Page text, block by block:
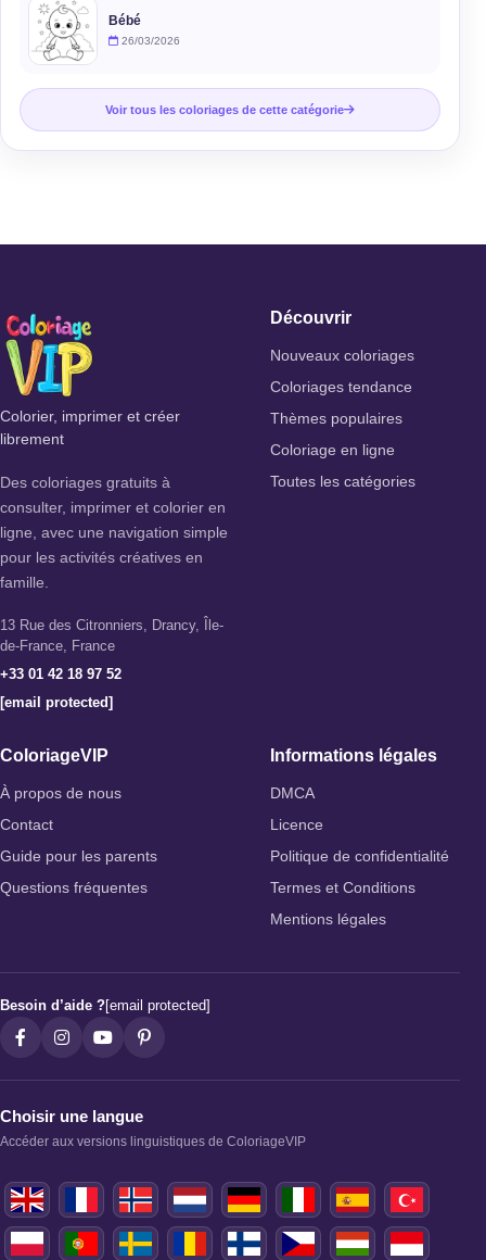
Bébé
26/03/2026
Voir tous les coloriages de cette catégorie
Colorier, imprimer et créer
librement
Des coloriages gratuits à
consulter, imprimer et colorier en
ligne, avec une navigation simple
pour les activités créatives en
famille.
13 Rue des Citronniers, Drancy, Île-
de-France, France
+33 01 42 18 97 52
[email protected]
Découvrir
Nouveaux coloriages
Coloriages tendance
Thèmes populaires
Coloriage en ligne
Toutes les catégories
ColoriageVIP
À propos de nous
Contact
Guide pour les parents
Questions fréquentes
Informations légales
DMCA
Licence
Politique de confidentialité
Termes et Conditions
Mentions légales
Besoin d’aide ?[email protected]
Choisir une langue
Accéder aux versions linguistiques de ColoriageVIP